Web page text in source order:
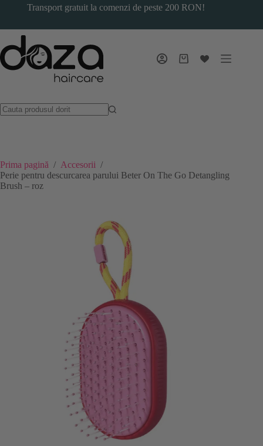
Transport gratuit la comenzi de peste 200 RON!
Coș
Prima pagină / Accesorii /
Perie pentru descurcarea parului Beter On The Go Detangling
Brush – roz